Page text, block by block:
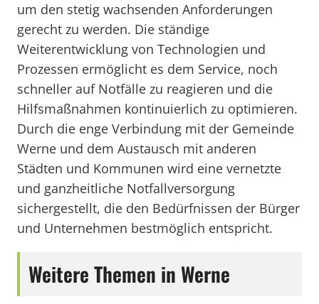
um den stetig wachsenden Anforderungen
gerecht zu werden. Die ständige
Weiterentwicklung von Technologien und
Prozessen ermöglicht es dem Service, noch
schneller auf Notfälle zu reagieren und die
Hilfsmaßnahmen kontinuierlich zu optimieren.
Durch die enge Verbindung mit der Gemeinde
Werne und dem Austausch mit anderen
Städten und Kommunen wird eine vernetzte
und ganzheitliche Notfallversorgung
sichergestellt, die den Bedürfnissen der Bürger
und Unternehmen bestmöglich entspricht.
Weitere Themen in Werne